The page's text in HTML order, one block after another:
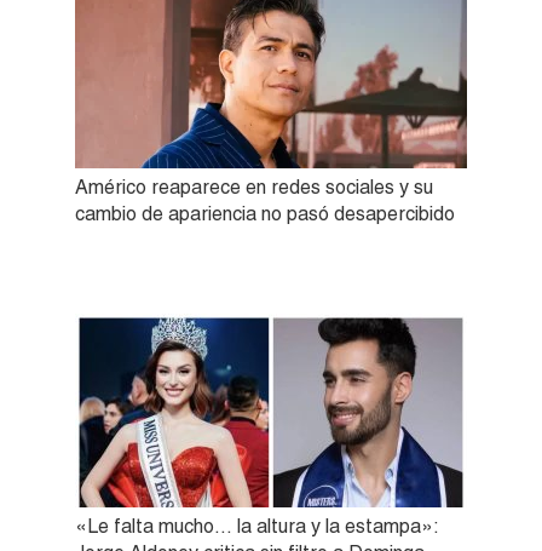
Américo reaparece en redes sociales y su
cambio de apariencia no pasó desapercibido
«Le falta mucho… la altura y la estampa»: